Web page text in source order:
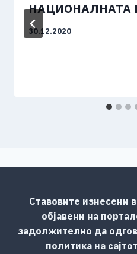
НАЦИОНАЛНАТА
30.12.2020
Ставовите изнесени
објавени на
задолжително да
политика на